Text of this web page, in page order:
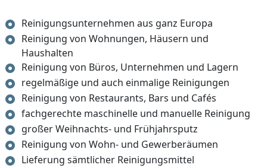
Reinigungsunternehmen aus ganz Europa
Reinigung von Wohnungen, Häusern und
Haushalten
Reinigung von Büros, Unternehmen und Lagern
regelmäßige und auch einmalige Reinigungen
Reinigung von Restaurants, Bars und Cafés
fachgerechte maschinelle und manuelle Reinigung
großer Weihnachts- und Frühjahrsputz
Reinigung von Wohn- und Gewerberäumen
Lieferung sämtlicher Reinigungsmittel